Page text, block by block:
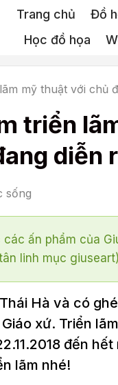
Trang chủ Đồ
Học đồ họa
mỹ thuật với chủ
triển
diễn
sống
ấn phẩm của
linh mục
Hà và có
xứ. Triển
đến
lãm nhé!